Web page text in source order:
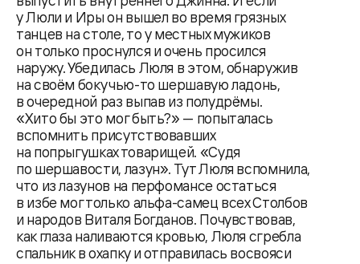
у Люли и Иры он вышел во время грязных
танцев на столе, то у местных мужиков
он только проснулся и очень просился
наружу. Убедилась Люля в этом, обнаружив
на своём боку чью-то шершавую ладонь,
в очередной раз выпав из полудрёмы.
«Хито бы это мог быть?» — попыталась
вспомнить присутствовавших
на попрыгушках товарищей. «Судя
по шершавости, лазун». Тут Люля вспомнила,
что из лазунов на перфомансе остаться
в избе мог только альфа-самец всех Столбов
и народов Виталя Богданов. Почувствовав,
как глаза наливаются кровью, Люля сгребла
спальник в охапку и отправилась восвояси